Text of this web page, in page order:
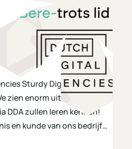
Digital
Sturdy Digital is per 1
zien enorm uit naar de
DDA zullen leren kennen!
en kunde van ons bedrijf